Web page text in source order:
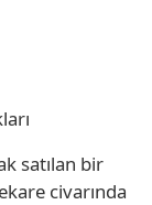
satılan bir
civarında